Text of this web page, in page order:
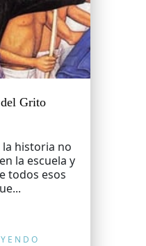
Grito
la historia no
la escuela y
todos esos